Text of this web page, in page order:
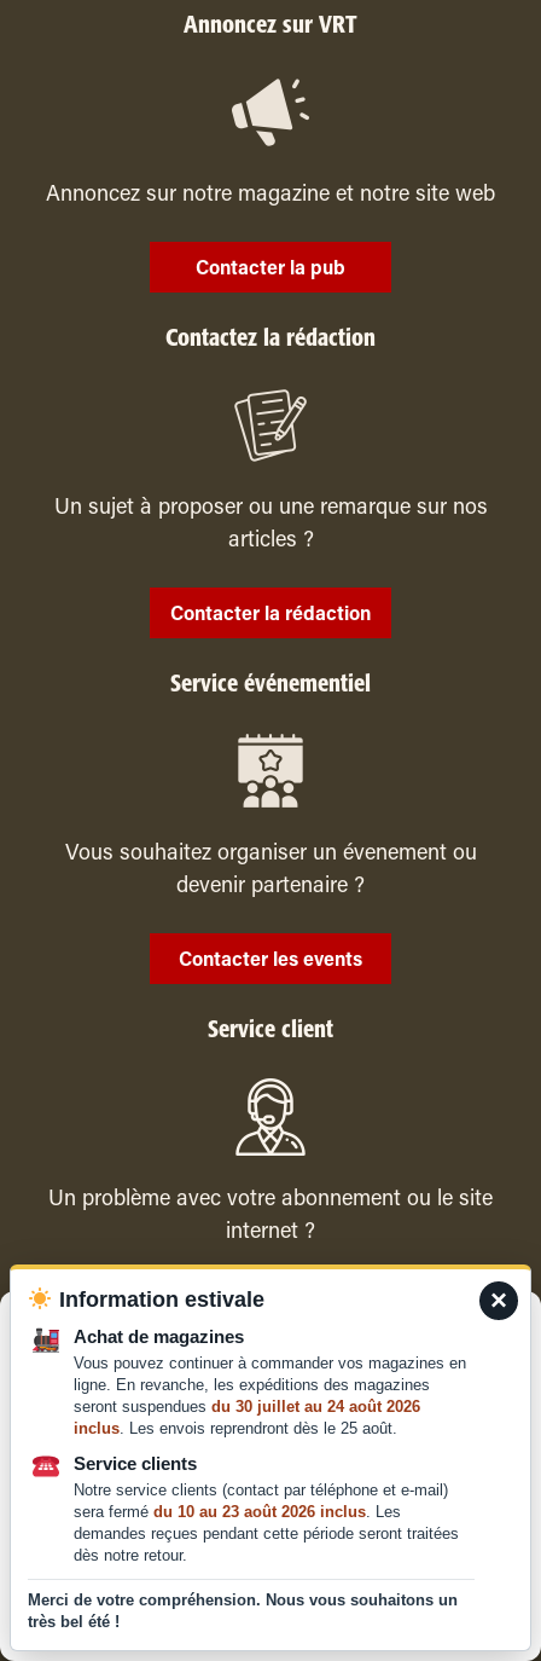
Pour offrir les meilleures expériences, nous utilisons des technologies
telles que les cookies pour stocker et/ou accéder aux informations des
appareils. Le fait de consentir à ces technologies nous permettra de
traiter des données telles que le comportement de navigation ou les ID
uniques sur ce site. Le fait de ne pas consentir ou de retirer son
consentement peut avoir un effet négatif sur certaines caractéristiques
et fonctions.
Accepter
Annoncez sur VRT
Annoncez sur notre magazine et notre site web
Contacter la pub
Contactez la rédaction
Un sujet à proposer ou une remarque sur nos
articles ?
Contacter la rédaction
Service événementiel
Vous souhaitez organiser un évenement ou
devenir partenaire ?
Contacter les events
Service client
Un problème avec votre abonnement ou le site
internet ?
Contacter le service client
Mentions légales
Conditions générales de
vente et d'utilisation
confidentialité
×
Information estivale
Achat de magazines
Vous pouvez continuer à commander vos magazines en
ligne. En revanche, les expéditions des magazines
seront suspendues du 30 juillet au 24 août 2026
inclus. Les envois reprendront dès le 25 août.
Service clients
Notre service clients (contact par téléphone et e-mail)
sera fermé du 10 au 23 août 2026 inclus. Les
demandes reçues pendant cette période seront traitées
dès notre retour.
Merci de votre compréhension. Nous vous souhaitons un
très bel été !